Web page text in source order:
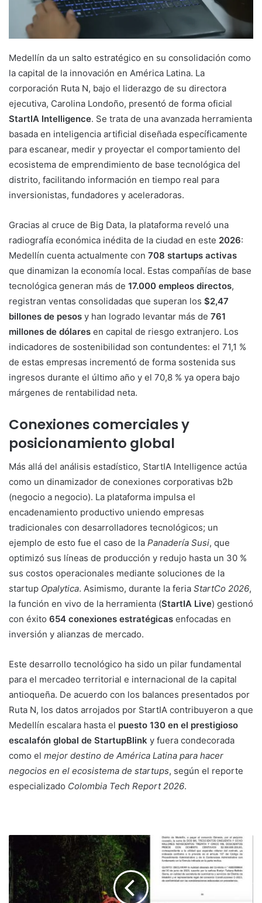
Medellín da un salto estratégico en su consolidación como
la capital de la innovación en América Latina. La
corporación Ruta N, bajo el liderazgo de su directora
ejecutiva, Carolina Londoño, presentó de forma oficial
StartIA Intelligence. Se trata de una avanzada herramienta
basada en inteligencia artificial diseñada específicamente
para escanear, medir y proyectar el comportamiento del
ecosistema de emprendimiento de base tecnológica del
distrito, facilitando información en tiempo real para
inversionistas, fundadores y aceleradoras.
Gracias al cruce de Big Data, la plataforma reveló una
radiografía económica inédita de la ciudad en este 2026:
Medellín cuenta actualmente con 708 startups activas
que dinamizan la economía local. Estas compañías de base
tecnológica generan más de 17.000 empleos directos,
registran ventas consolidadas que superan los $2,47
billones de pesos y han logrado levantar más de 761
millones de dólares en capital de riesgo extranjero. Los
indicadores de sostenibilidad son contundentes: el 71,1 %
de estas empresas incrementó de forma sostenida sus
ingresos durante el último año y el 70,8 % ya opera bajo
márgenes de rentabilidad neta.
Conexiones comerciales y
posicionamiento global
Más allá del análisis estadístico, StartIA Intelligence actúa
como un dinamizador de conexiones corporativas b2b
(negocio a negocio). La plataforma impulsa el
encadenamiento productivo uniendo empresas
tradicionales con desarrolladores tecnológicos; un
ejemplo de esto fue el caso de la Panadería Susi, que
optimizó sus líneas de producción y redujo hasta un 30 %
sus costos operacionales mediante soluciones de la
startup Opalytica. Asimismo, durante la feria StartCo 2026,
la función en vivo de la herramienta (StartIA Live) gestionó
con éxito 654 conexiones estratégicas enfocadas en
inversión y alianzas de mercado.
Este desarrollo tecnológico ha sido un pilar fundamental
para el mercadeo territorial e internacional de la capital
antioqueña. De acuerdo con los balances presentados por
Ruta N, los datos arrojados por StartIA contribuyeron a que
Medellín escalara hasta el puesto 130 en el prestigioso
escalafón global de StartupBlink y fuera condecorada
como el mejor destino de América Latina para hacer
negocios en el ecosistema de startups, según el reporte
especializado Colombia Tech Report 2026.